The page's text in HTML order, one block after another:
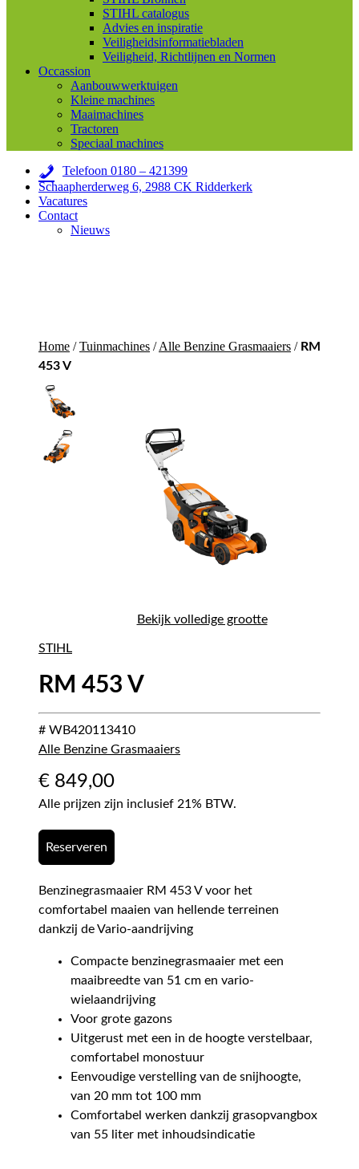
STIHL catalogus
Advies en inspiratie
Veiligheidsinformatiebladen
Veiligheid, Richtlijnen en Normen
Occassion
Aanbouwwerktuigen
Kleine machines
Maaimachines
Tractoren
Speciaal machines
Telefoon 0180 – 421399
Schaapherderweg 6, 2988 CK Ridderkerk
Vacatures
Contact
Nieuws
Home /Tuinmachines /Alle Benzine Grasmaaiers / RM
453 V
Bekijk volledige grootte
STIHL
RM 453 V
# WB420113410
Alle Benzine Grasmaaiers
€ 849,00
Alle prijzen zijn inclusief 21% BTW.
Reserveren
Benzinegrasmaaier RM 453 V voor het
comfortabel maaien van hellende terreinen
dankzij de Vario-aandrijving
Compacte benzinegrasmaaier met een
maaibreedte van 51 cm en vario-
wielaandrijving
Voor grote gazons
Uitgerust met een in de hoogte verstelbaar,
comfortabel monostuur
Eenvoudige verstelling van de snijhoogte,
van 20 mm tot 100 mm
Comfortabel werken dankzij grasopvangbox
van 55 liter met inhoudsindicatie